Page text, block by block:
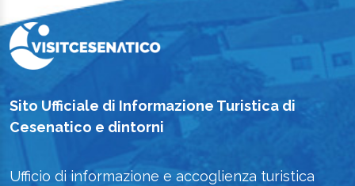
Sito Ufficiale di Informazione Turistica di
Cesenatico e dintorni
Ufficio di informazione e accoglienza turistica